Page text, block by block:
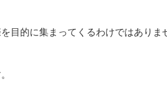
目的に集まってくるわけではありま